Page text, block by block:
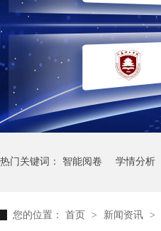
热门关键词： 智能阅卷 学情分析
您的位置： 首页 > 新闻资讯 >